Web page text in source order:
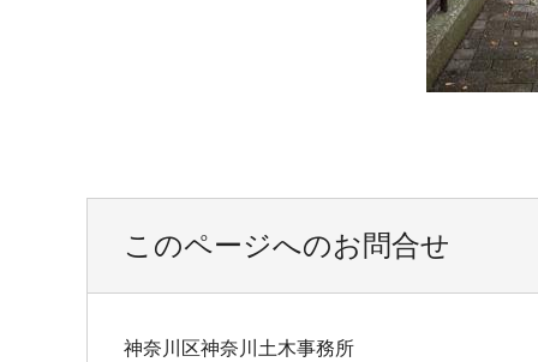
このページへのお問合せ
神奈川区神奈川土木事務所